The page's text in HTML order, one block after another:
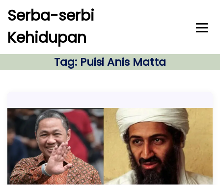
c
Serba-serbi
Kehidupan
Tag: Puisi Anis Matta